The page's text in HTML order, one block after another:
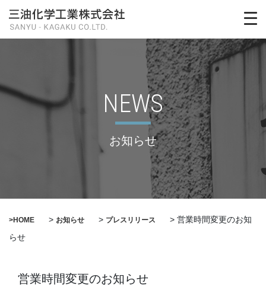
NEWS
お知らせ
>HOME > お知らせ > プレスリリース > 営業時間変更のお知
らせ
営業時間変更のお知らせ